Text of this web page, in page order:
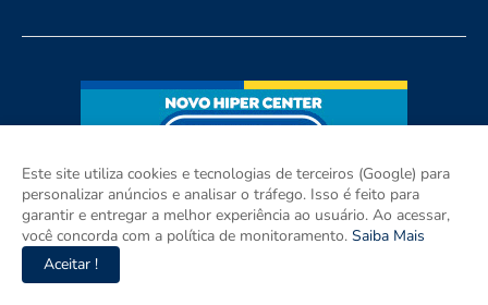
Este site utiliza cookies e tecnologias de terceiros (Google) para
personalizar anúncios e analisar o tráfego. Isso é feito para
garantir e entregar a melhor experiência ao usuário. Ao acessar,
você concorda com a política de monitoramento. Saiba Mais
Aceitar !